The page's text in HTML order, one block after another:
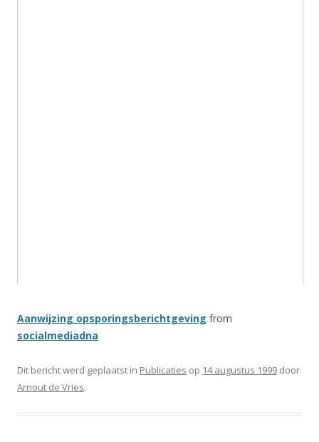
Aanwijzing opsporingsberichtgeving from
socialmediadna
Dit bericht werd geplaatst in Publicaties op 14 augustus 1999 door
Arnout de Vries.